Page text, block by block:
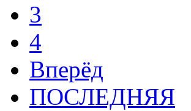
3
4
Вперёд
ПОСЛЕДНЯЯ